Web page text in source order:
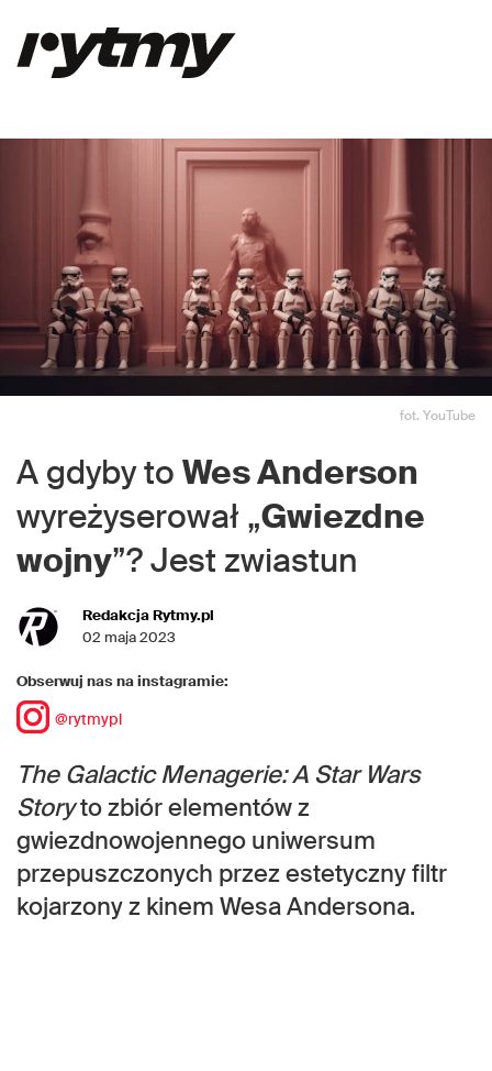
fot. YouTube
A gdyby to Wes Anderson
wyreżyserował „Gwiezdne
wojny”? Jest zwiastun
Redakcja Rytmy.pl
02 maja 2023
Obserwuj nas na instagramie:
@rytmypl
The Galactic Menagerie: A Star Wars
Storyto zbiór elementów z
gwiezdnowojennego uniwersum
przepuszczonych przez estetyczny filtr
kojarzony z kinem Wesa Andersona.